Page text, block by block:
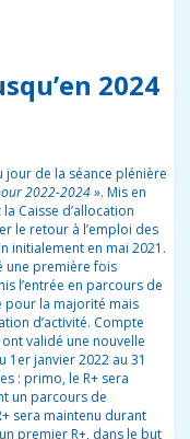
2024
jour de la séance plénière
2022-2024». Mis en
Caisse d’allocation
le retour à l’emploi des
initialement en mai 2021.
une première fois
l’entrée en parcours de
pour la majorité mais
d’activité. Compte
validé une nouvelle
janvier 2022 au 31
: primo, le R+ sera
un parcours de
sera maintenu durant
premier R+, dans le but